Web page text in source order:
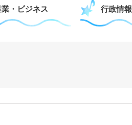
業・ビジネス 行政情報